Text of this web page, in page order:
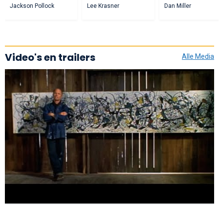
Jackson Pollock Lee Krasner Dan Miller
Alle Media
Video's en trailers